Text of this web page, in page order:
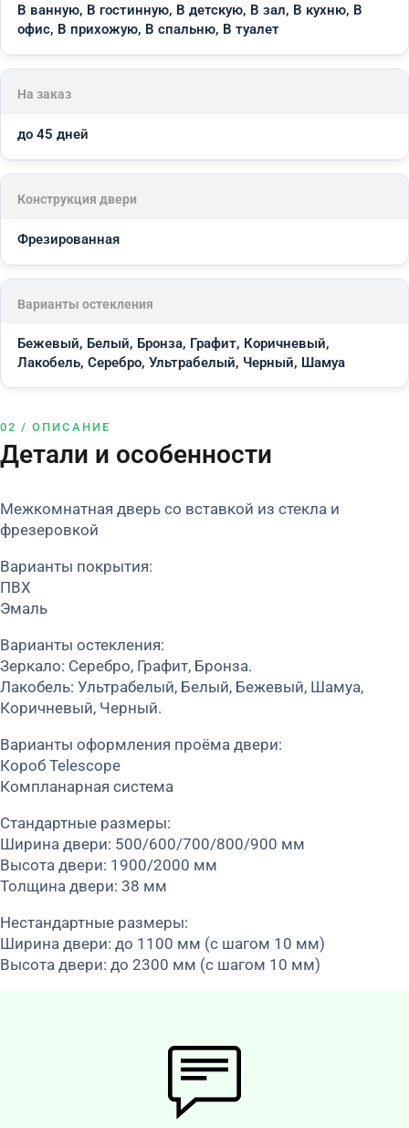
В ванную, В гостинную, В детскую, В зал, В кухню, В
офис, В прихожую, В спальню, В туалет
На заказ
до 45 дней
Конструкция двери
Фрезированная
Варианты остекления
Бежевый, Белый, Бронза, Графит, Коричневый,
Лакобель, Серебро, Ультрабелый, Черный, Шамуа
02 / ОПИСАНИЕ
Детали и особенности
Межкомнатная дверь со вставкой из стекла и
фрезеровкой
Варианты покрытия:
ПВХ
Эмаль
Варианты остекления:
Зеркало: Серебро, Графит, Бронза.
Лакобель: Ультрабелый, Белый, Бежевый, Шамуа,
Коричневый, Черный.
Варианты оформления проёма двери:
Короб Telescope
Компланарная система
Стандартные размеры:
Ширина двери: 500/600/700/800/900 мм
Высота двери: 1900/2000 мм
Толщина двери: 38 мм
Нестандартные размеры:
Ширина двери: до 1100 мм (с шагом 10 мм)
Высота двери: до 2300 мм (с шагом 10 мм)